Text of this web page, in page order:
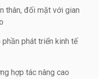
thân, đối mặt với gian
phát triển kinh tế
hợp tác nâng cao